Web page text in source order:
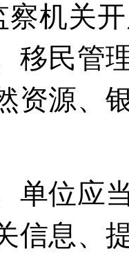
关开
移民管
资源、
位应当
信息、